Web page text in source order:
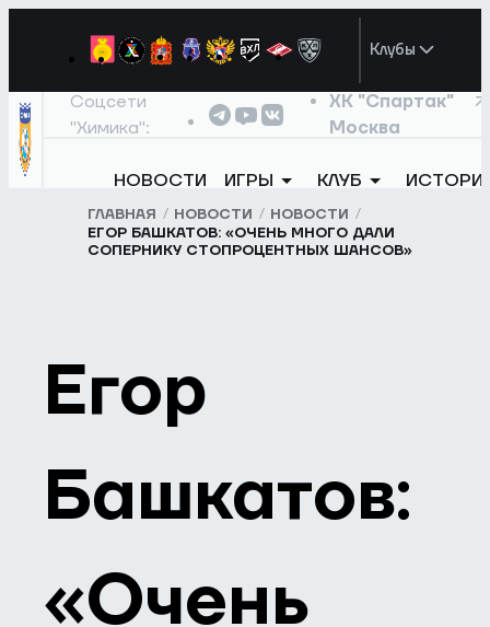
Клубы
Соцсети
"Химика":
ХК "Спартак"
Москва
НОВОСТИ ИГРЫ КЛУБ
ГЛАВНАЯ НОВОСТИ
НОВОСТИ
ЕГОР БАШКАТОВ: «ОЧЕНЬ МНОГО ДАЛИ
СОПЕРНИКУ СТОПРОЦЕНТНЫХ ШАНСОВ»
Егор
Башкатов:
«Очень